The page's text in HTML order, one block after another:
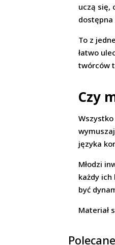
uczą się,
dostępna
To z
łatwo
twórców
Czy
języka
Młodzi
każdy
być
Materiał